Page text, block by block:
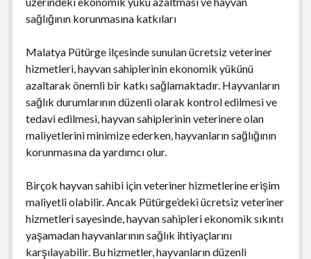
sağlığının korunmasına katkıları
Malatya Pütürge ilçesinde sunulan ücretsiz veteriner
hizmetleri, hayvan sahiplerinin ekonomik yükünü
azaltarak önemli bir katkı sağlamaktadır. Hayvanların
sağlık durumlarının düzenli olarak kontrol edilmesi ve
tedavi edilmesi, hayvan sahiplerinin veterinere olan
maliyetlerini minimize ederken, hayvanların sağlığının
korunmasına da yardımcı olur.
Birçok hayvan sahibi için veteriner hizmetlerine erişim
maliyetli olabilir. Ancak Pütürge’deki ücretsiz veteriner
hizmetleri sayesinde, hayvan sahipleri ekonomik sıkıntı
yaşamadan hayvanlarının sağlık ihtiyaçlarını
karşılayabilir. Bu hizmetler, hayvanların düzenli